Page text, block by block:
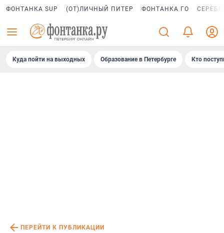
ФОНТАНКА SUP (ОТ)ЛИЧНЫЙ ПИТЕР ФОНТАНКА ГО
Куда пойти на выходных Образование в Петербурге Кто
ПЕРЕЙТИ К ПУБЛИКАЦИИ